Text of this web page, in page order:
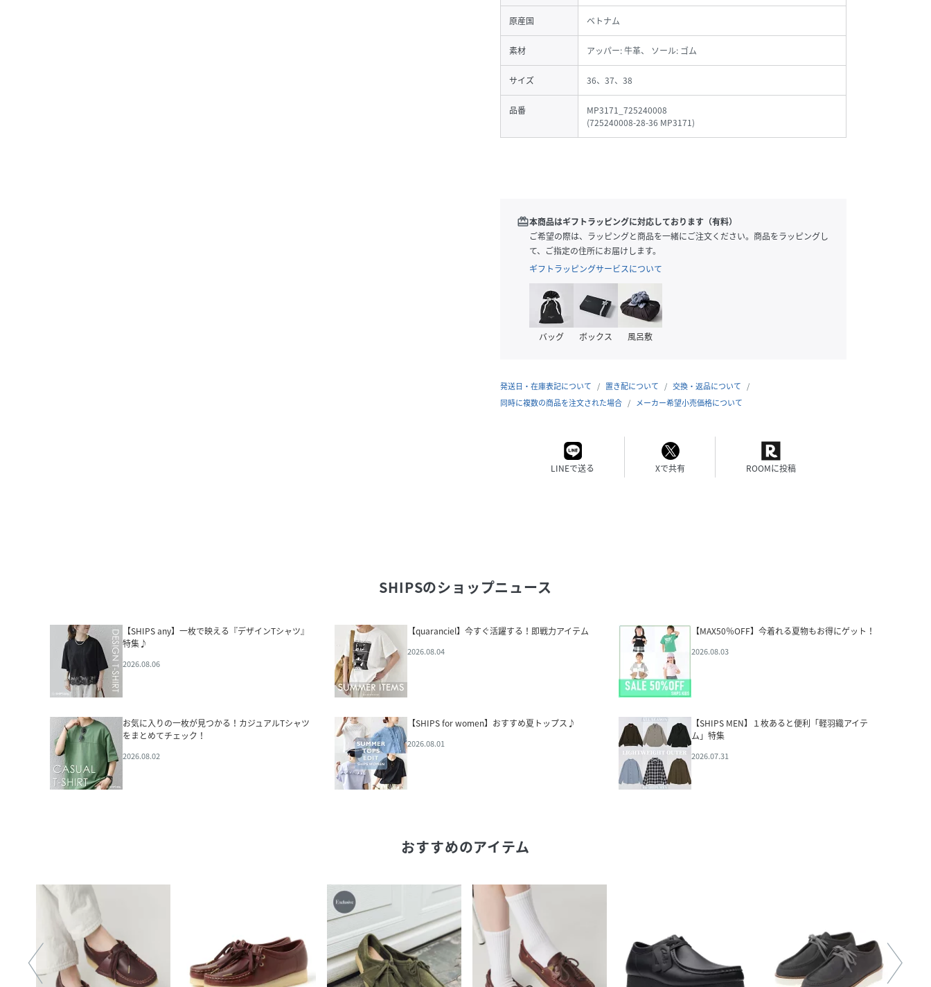
原産国 ベトナム
素材 アッパー: 牛革、 ソール: ゴム
サイズ 36、37、38
品番
MP3171_725240008
(725240008-28-36 MP3171)
redeem本商品はギフトラッピングに対応しております（有料）
ご希望の際は、ラッピングと商品を一緒にご注文ください。商品をラッピングし
て、ご指定の住所にお届けします。
ギフトラッピングサービスについて
バッグ ボックス 風呂敷
発送日・在庫表記について 置き配について
交換・返品について
同時に複数の商品を注文された場合
メーカー希望小売価格について
LINEで送る Xで共有 ROOMに投稿
SHIPSのショップニュース
【SHIPS any】一枚で映える『デザインTシャツ』
特集♪
2026.08.06
【quaranciel】今すぐ活躍する！即戦力アイテム
2026.08.04
【MAX50％OFF】今着れる夏物もお得にゲット！
2026.08.03
お気に入りの一枚が見つかる！カジュアルTシャツ
をまとめてチェック！
2026.08.02
【SHIPS for women】おすすめ夏トップス♪
2026.08.01
【SHIPS MEN】１枚あると便利「軽羽織アイテ
ム」特集
2026.07.31
おすすめのアイテム